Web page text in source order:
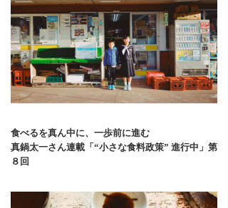
食べるを真ん中に、一歩前に進む
真鍋太一さん連載「“小さな食料政策” 進行中」第
８回